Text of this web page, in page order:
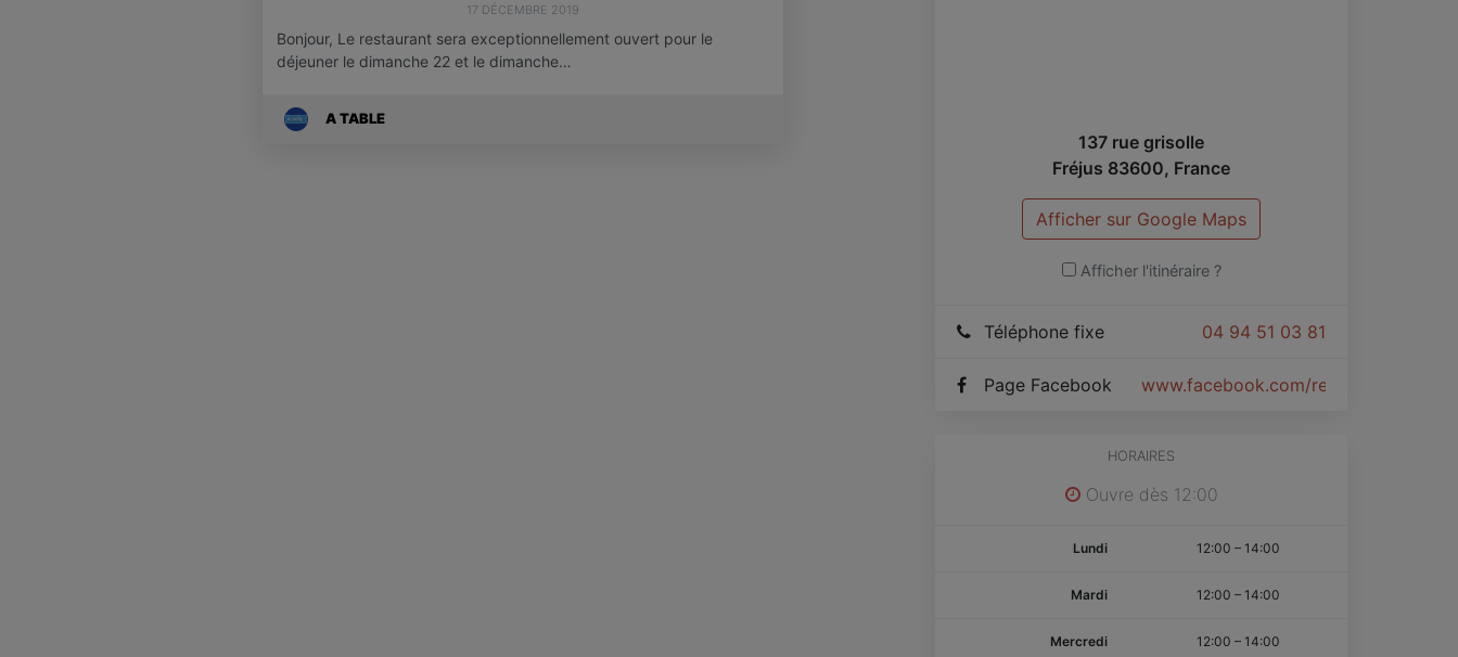
17 DÉCEMBRE 2019
Bonjour, Le restaurant sera exceptionnellement ouvert pour le
déjeuner le dimanche 22 et le dimanche…
A TABLE
137 rue grisolle
Fréjus 83600, France
Afficher sur Google Maps
Afficher l'itinéraire ?
04 94 51 03 81
Téléphone fixe
www.facebook.com/
Page Facebook
HORAIRES
Ouvre dès 12:00
Lundi 12:00 – 14:00
Mardi 12:00 – 14:00
Mercredi 12:00 – 14:00